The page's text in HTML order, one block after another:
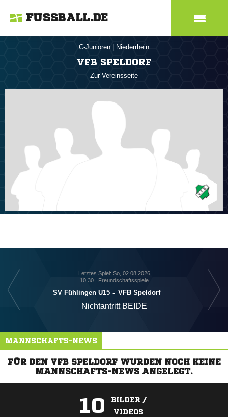
FUSSBALL.DE
C-Junioren Niederrhein
VFB SPELDORF
Zur Vereinsseite
Letztes Spiel: So, 02.08.2026
10:30 | Freundschaftsspiele
SV Fühlingen U15 - VFB Speldorf
Nichtantritt BEIDE
MANNSCHAFTS-NEWS
FÜR DEN VFB SPELDORF WURDEN NOCH KEINE
MANNSCHAFTS-NEWS ANGELEGT.
10
BILDER /
VIDEOS